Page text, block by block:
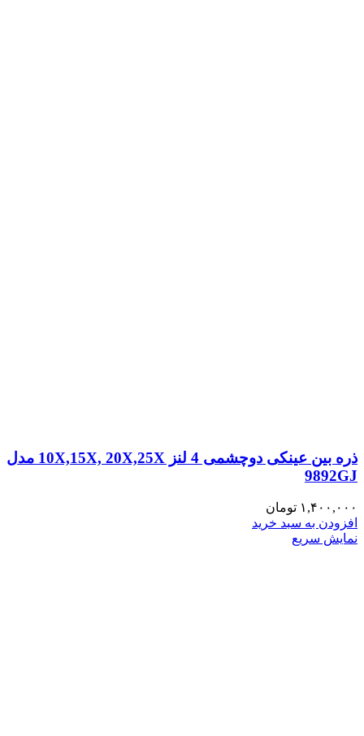
ذره بین عینکی دوچشمی 4 لنز 10X,15X, 20X,25X مدل
9892GJ
۱,۴۰۰,۰۰۰ تومان
افزودن به سبد خرید
نمایش سریع